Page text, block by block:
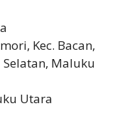
Kec. Bacan,
Maluku
Utara